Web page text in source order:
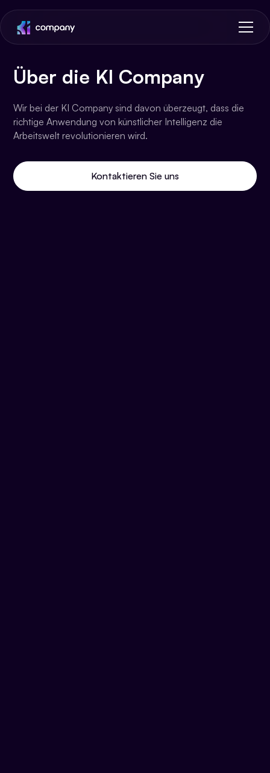
Über die KI Company
Wir bei der KI Company sind davon überzeugt, dass die
richtige Anwendung von künstlicher Intelligenz die
Arbeitswelt revolutionieren wird.
Kontaktieren Sie uns